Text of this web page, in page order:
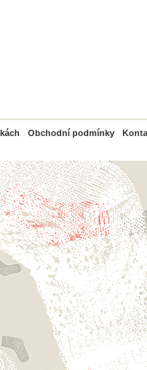
Obchodní podmínky
PayPal